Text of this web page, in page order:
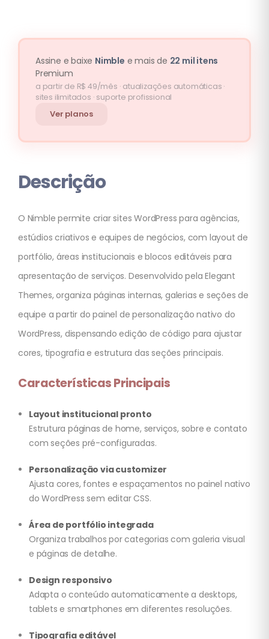
Assine e baixe Nimble e mais de 22 mil itens
Premium
a partir de R$ 49/mês · atualizações automáticas ·
sites ilimitados · suporte profissional
Ver planos
Descrição
O Nimble permite criar sites WordPress para agências,
estúdios criativos e equipes de negócios, com layout de
portfólio, áreas institucionais e blocos editáveis para
apresentação de serviços. Desenvolvido pela Elegant
Themes, organiza páginas internas, galerias e seções de
equipe a partir do painel de personalização nativo do
WordPress, dispensando edição de código para ajustar
cores, tipografia e estrutura das seções principais.
Características Principais
Layout institucional pronto
Estrutura páginas de home, serviços, sobre e contato
com seções pré-configuradas.
Personalização via customizer
Ajusta cores, fontes e espaçamentos no painel nativo
do WordPress sem editar CSS.
Área de portfólio integrada
Organiza trabalhos por categorias com galeria visual
e páginas de detalhe.
Design responsivo
Adapta o conteúdo automaticamente a desktops,
tablets e smartphones em diferentes resoluções.
Tipografia editável